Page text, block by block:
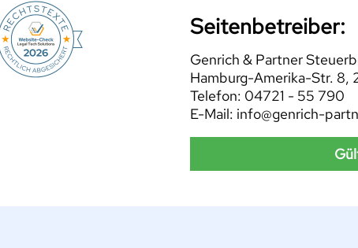
Seitenbetreiber:
Genrich & Partner
Hamburg-Amerika-Str. 8,
Telefon: 04721 - 55 790
E-Mail: info@genrich-